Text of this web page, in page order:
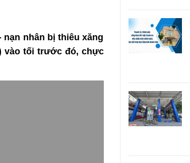
nạn nhân bị thiêu xăng
vào tối trước đó, chực